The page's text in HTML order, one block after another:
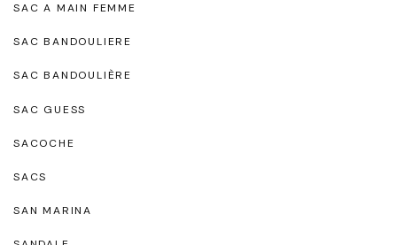
SAC A MAIN FEMME
SAC BANDOULIERE
SAC BANDOULIÈRE
SAC GUESS
SACOCHE
SACS
SAN MARINA